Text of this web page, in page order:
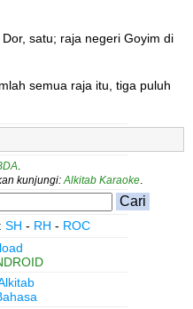
satu; raja negeri Goyim di
semua raja itu, tiga puluh
kunjungi: Alkitab Karaoke
SH - RH - ROC